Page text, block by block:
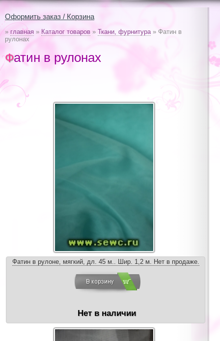
Оформить заказ / Корзина
» главная » Каталог товаров » Ткани, фурнитура» Фатин в
рулонах
Фатин в рулонах
Фатин в рулоне, мягкий, дл. 45 м.. Шир. 1,2 м. Нет в продаже.
Нет в наличии